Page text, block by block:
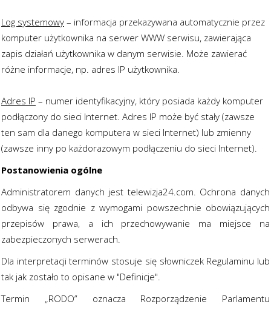
Log systemowy – informacja przekazywana automatycznie przez
komputer użytkownika na serwer WWW serwisu, zawierająca
zapis działań użytkownika w danym serwisie. Może zawierać
różne informacje, np. adres IP użytkownika.
Adres IP – numer identyfikacyjny, który posiada każdy komputer
podłączony do sieci Internet. Adres IP może być stały (zawsze
ten sam dla danego komputera w sieci Internet) lub zmienny
(zawsze inny po każdorazowym podłączeniu do sieci Internet).
Postanowienia ogólne
Administratorem danych jest telewizja24.com. Ochrona danych
odbywa się zgodnie z wymogami powszechnie obowiązujących
przepisów prawa, a ich przechowywanie ma miejsce na
zabezpieczonych serwerach.
Dla interpretacji terminów stosuje się słowniczek Regulaminu lub
tak jak zostało to opisane w "Definicje".
Termin „RODO” oznacza Rozporządzenie Parlamentu